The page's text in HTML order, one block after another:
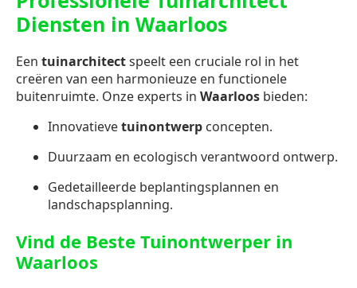
Diensten in Waarloos
Een tuinarchitectspeelt een cruciale rol in het
creëren van een harmonieuze en functionele
buitenruimte. Onze experts in Waarloos bieden:
Innovatievetuinontwerp concepten.
Duurzaam en ecologisch verantwoord ontwerp.
Gedetailleerde beplantingsplannen en
landschapsplanning.
Vind de Beste Tuinontwerper in
Waarloos